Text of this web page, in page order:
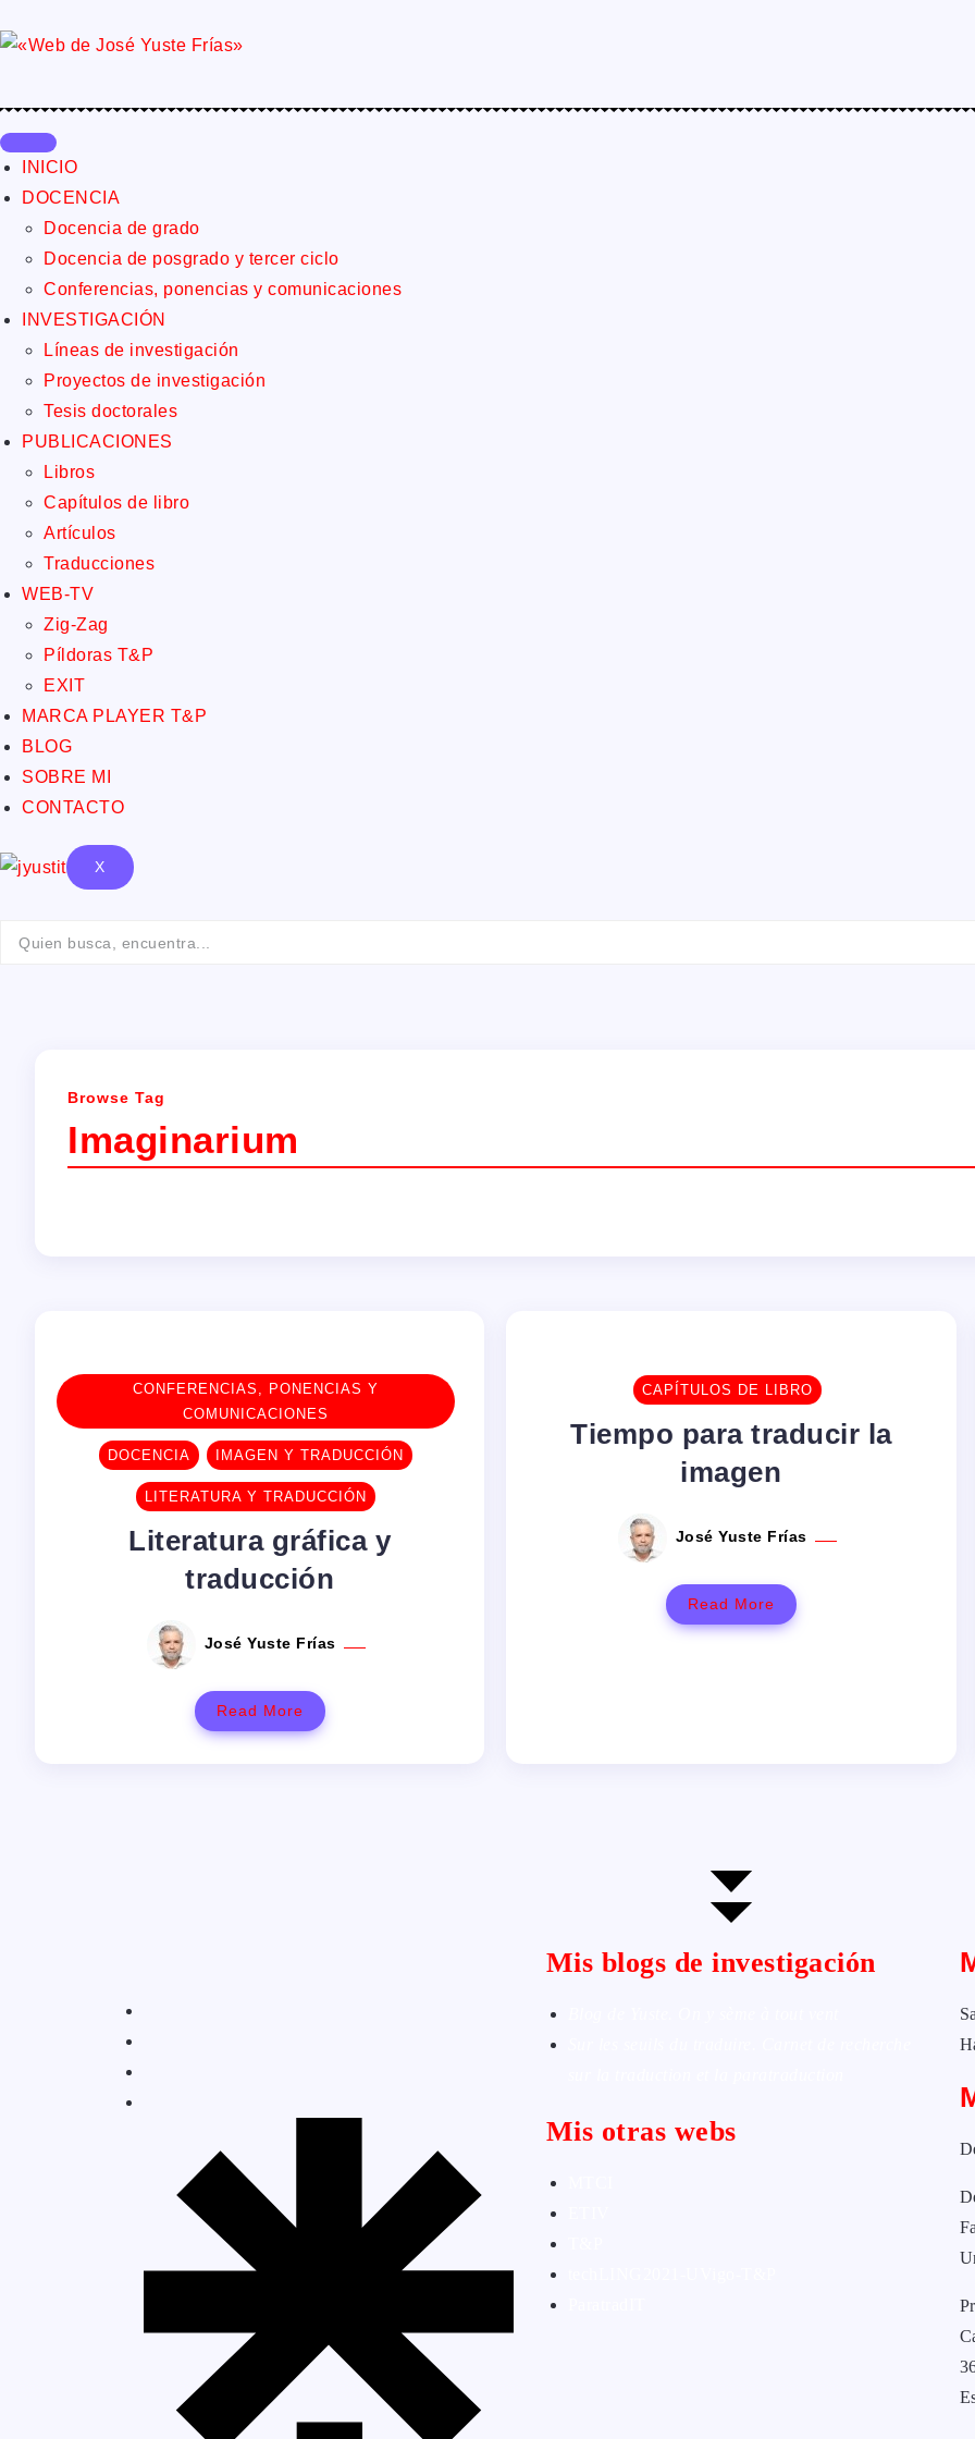
INICIO
DOCENCIA
Docencia de grado
Docencia de posgrado y tercer ciclo
Conferencias, ponencias y comunicaciones
INVESTIGACIÓN
Líneas de investigación
Proyectos de investigación
Tesis doctorales
PUBLICACIONES
Libros
Capítulos de libro
Artículos
Traducciones
WEB-TV
Zig-Zag
Píldoras T&P
EXIT
MARCA PLAYER T&P
BLOG
SOBRE MI
CONTACTO
X
Browse Tag
Imaginarium
CONFERENCIAS, PONENCIAS Y
COMUNICACIONES
DOCENCIA IMAGEN Y TRADUCCIÓN
LITERATURA Y TRADUCCIÓN
Literatura gráfica y
traducción
José Yuste Frías
Read More
CAPÍTULOS DE LIBRO
Tiempo para traducir la
imagen
José Yuste Frías
Read More
Mis blogs de investigación
Mis otras webs